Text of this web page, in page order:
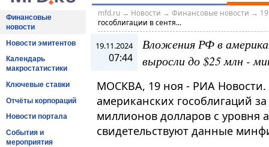
Финансовые
новости
Новости эмитентов
Календарь
макростатистики
Ключевые ставки
Отчёты корпораций
Новости портала
События и
мероприятия
mfd.ru→ Новости → Финансовые новости →
гособлигации в сентя...
19.11.2024
07:44
Вложения РФ в
выросли до $25 млн -
МОСКВА, 19 ноя - РИА
американских гособлигаций
миллионов долларов с уровня
свидетельствуют данные